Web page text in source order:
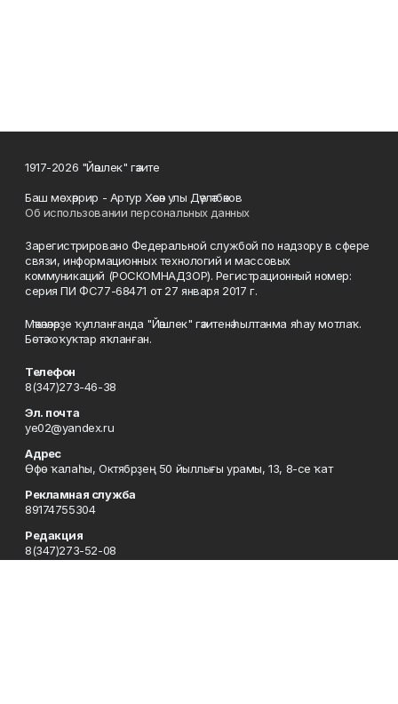
1917-2026 "Йәшлек" гәзите
Баш мөхәррир - Артур Хәсән улы Дәүләтбәков
Об использовании персональных данных
Зарегистрировано Федеральной службой по надзору в сфере
связи, информационных технологий и массовых
коммуникаций (РОСКОМНАДЗОР). Регистрационный номер:
серия ПИ ФС77-68471 от 27 января 2017 г.
Мәҡәләләрҙе ҡулланғанда "Йәшлек" гәзитенә һылтанма яһау мотлаҡ.
Бөтә хоҡуҡтар яҡланған.
Телефон
8(347)273-46-38
Эл. почта
ye02@yandex.ru
Адрес
Өфө ҡалаһы, Октябрҙең 50 йыллығы урамы, 13, 8-се ҡат
Рекламная служба
89174755304
Редакция
8(347)273-52-08